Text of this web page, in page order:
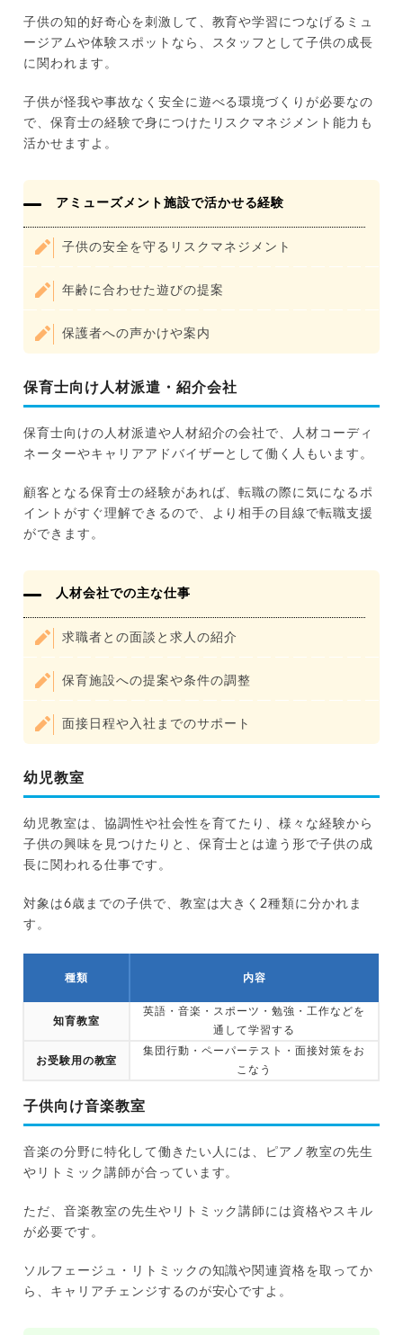
子供の知的好奇心を刺激して、教育や学習につなげるミュ
ージアムや体験スポットなら、スタッフとして子供の成長
に関われます。
子供が怪我や事故なく安全に遊べる環境づくりが必要なの
で、保育士の経験で身につけたリスクマネジメント能力も
活かせますよ。
アミューズメント施設で活かせる経験
子供の安全を守るリスクマネジメント
年齢に合わせた遊びの提案
保護者への声かけや案内
保育士向け人材派遣・紹介会社
保育士向けの人材派遣や人材紹介の会社で、人材コーディ
ネーターやキャリアアドバイザーとして働く人もいます。
顧客となる保育士の経験があれば、転職の際に気になるポ
イントがすぐ理解できるので、より相手の目線で転職支援
ができます。
人材会社での主な仕事
求職者との面談と求人の紹介
保育施設への提案や条件の調整
面接日程や入社までのサポート
幼児教室
幼児教室は、協調性や社会性を育てたり、様々な経験から
子供の興味を見つけたりと、保育士とは違う形で子供の成
長に関われる仕事です。
対象は6歳までの子供で、教室は大きく2種類に分かれま
す。
種類 内容
知育教室
英語・音楽・スポーツ・勉強・工作などを
通して学習する
お受験用の教室
集団行動・ペーパーテスト・面接対策をお
こなう
子供向け音楽教室
音楽の分野に特化して働きたい人には、ピアノ教室の先生
やリトミック講師が合っています。
ただ、音楽教室の先生やリトミック講師には資格やスキル
が必要です。
ソルフェージュ・リトミックの知識や関連資格を取ってか
ら、キャリアチェンジするのが安心ですよ。